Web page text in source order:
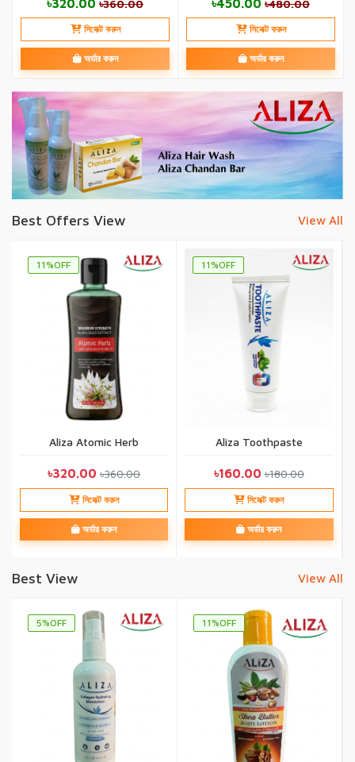
৳320.00 ৳360.00
সিলেক্ট করুন
অর্ডার করুন
৳450.00 ৳480.00
সিলেক্ট করুন
অর্ডার করুন
Best Offers View View All
11%OFF
Aliza Atomic Herb
৳320.00 ৳360.00
সিলেক্ট করুন
অর্ডার করুন
11%OFF
Aliza Toothpaste
৳160.00 ৳180.00
সিলেক্ট করুন
অর্ডার করুন
Best View View All
5%OFF 11%OFF